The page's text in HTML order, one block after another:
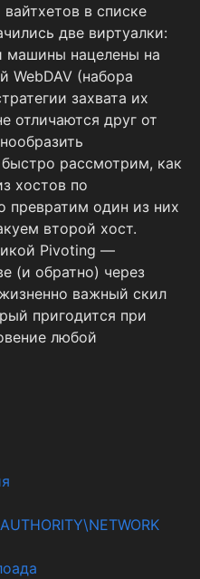
в списке
две виртуалки:
машины нацелены на
WebDAV (набора
захвата их
отличаются друг от
рассмотрим, как
хостов по
превратим один из них
второй хост.
Pivoting —
(и обратно) через
важный скил
пригодится при
любой